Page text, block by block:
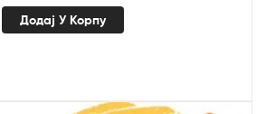
Додај У Корпу